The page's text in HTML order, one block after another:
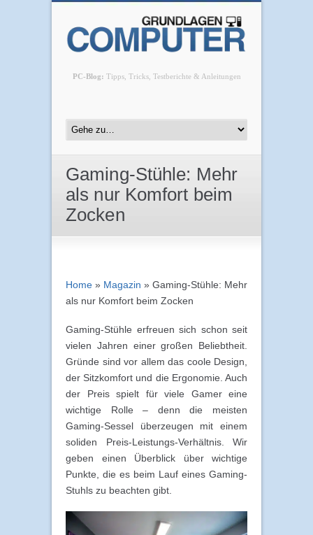
PC-Blog: Tipps, Tricks, Testberichte & Anleitungen
Gaming-Stühle: Mehr
als nur Komfort beim
Zocken
Home » Magazin » Gaming-Stühle: Mehr
als nur Komfort beim Zocken
Gaming-Stühle erfreuen sich schon seit
vielen Jahren einer großen Beliebtheit.
Gründe sind vor allem das coole Design,
der Sitzkomfort und die Ergonomie. Auch
der Preis spielt für viele Gamer eine
wichtige Rolle – denn die meisten
Gaming-Sessel überzeugen mit einem
soliden Preis-Leistungs-Verhältnis. Wir
geben einen Überblick über wichtige
Punkte, die es beim Lauf eines Gaming-
Stuhls zu beachten gibt.